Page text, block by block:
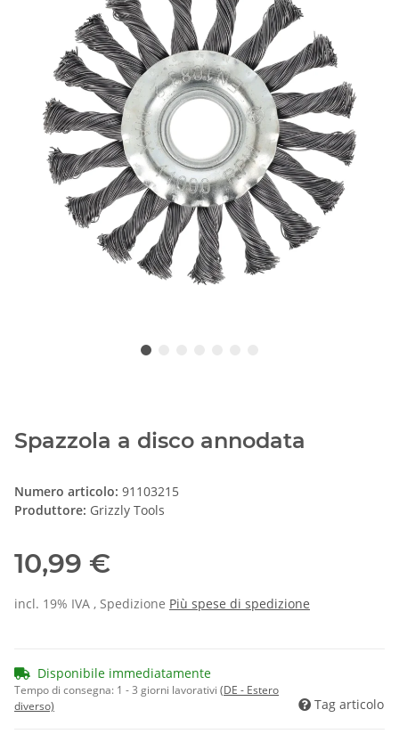
Spazzola a disco annodata
Numero articolo: 91103215
Produttore: Grizzly Tools
10,99 €
incl. 19% IVA , Spedizione Più spese di spedizione
Disponibile immediatamente
Tempo di consegna: 1 - 3 giorni lavorativi (DE - Estero
diverso)
Tag articolo